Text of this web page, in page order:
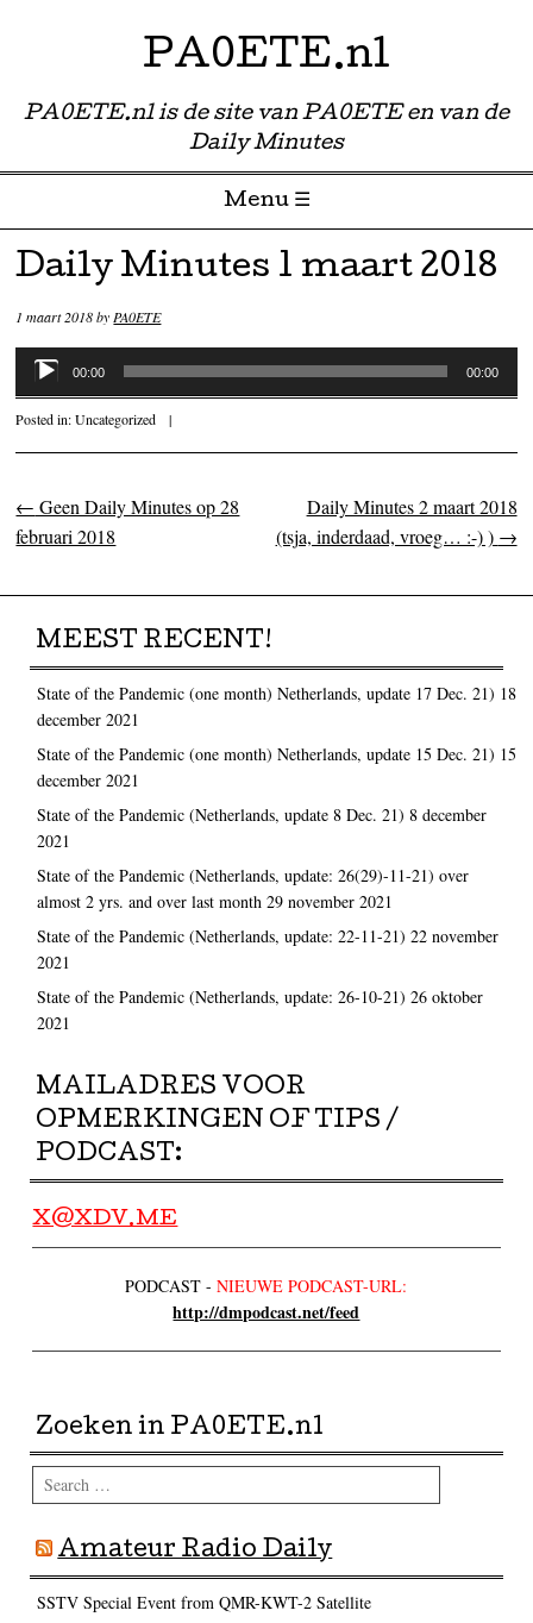
PA0ETE.nl
PA0ETE.nl is de site van PA0ETE en van de
Daily Minutes
Menu ☰
Skip to content
Daily Minutes 1 maart 2018
1 maart 2018byPA0ETE
Audiospeler
00:00 00:00
Posted in:Uncategorized |
Post navigation
← Geen Daily Minutes op 28
februari 2018
Daily Minutes 2 maart 2018
(tsja, inderdaad, vroeg… :-) ) →
MEEST RECENT!
State of the Pandemic (one month) Netherlands, update 17 Dec. 21) 18
december 2021
State of the Pandemic (one month) Netherlands, update 15 Dec. 21) 15
december 2021
State of the Pandemic (Netherlands, update 8 Dec. 21) 8 december
2021
State of the Pandemic (Netherlands, update: 26(29)-11-21) over
almost 2 yrs. and over last month 29 november 2021
State of the Pandemic (Netherlands, update: 22-11-21) 22 november
2021
State of the Pandemic (Netherlands, update: 26-10-21) 26 oktober
2021
MAILADRES VOOR
OPMERKINGEN OF TIPS /
PODCAST:
X@XDV.ME
PODCAST -NIEUWE PODCAST-URL:
http://dmpodcast.net/feed
Zoeken in PA0ETE.nl
Search
Amateur Radio Daily
SSTV Special Event from QMR-KWT-2 Satellite